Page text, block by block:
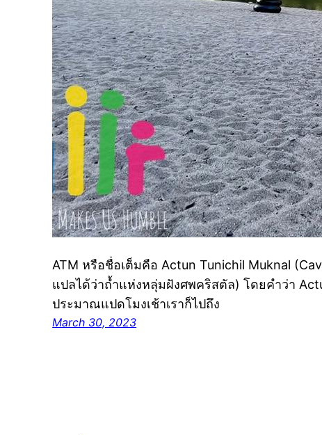
ATM หรือชื่อเต็มคือ Actun Tunichil Muknal
แปลได้ว่าถ้ำแห่งหลุ่มฝังศพคริสตัล) โดยคำว่า
ประมาณแปดโมงเช้าเราก็ไปถึง
March 30, 2023